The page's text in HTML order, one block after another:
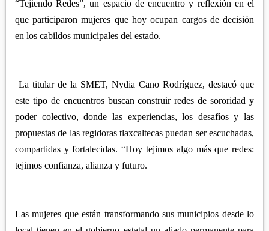
ATLTZAYANCA
SAN JOSÉ TEACALCO
TOCATLÁN
XALOZTOC
REGIÓN CENTRO-SUR
CONTLA
SAN PABLO DEL MONTE
ZACATELCO
CALPULALPAN
HUEYOTLIPAN
NANACAMILPA
SANCTÓRUM
“Tejiendo Redes”, un espacio de encuentro y reflexión en el
que participaron mujeres que hoy ocupan cargos de decisión
en los cabildos municipales del estado.
La titular de la SMET, Nydia Cano Rodríguez, destacó que
este tipo de encuentros buscan construir redes de sororidad y
poder colectivo, donde las experiencias, los desafíos y las
propuestas de las regidoras tlaxcaltecas puedan ser escuchadas,
compartidas y fortalecidas. “Hoy tejimos algo más que redes:
tejimos confianza, alianza y futuro.
Las mujeres que están transformando sus municipios desde lo